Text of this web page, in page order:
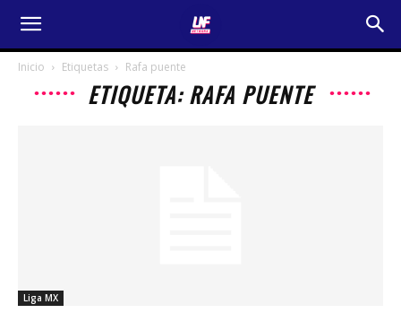
Inicio Etiquetas Rafa puente
ETIQUETA: RAFA PUENTE
Liga MX